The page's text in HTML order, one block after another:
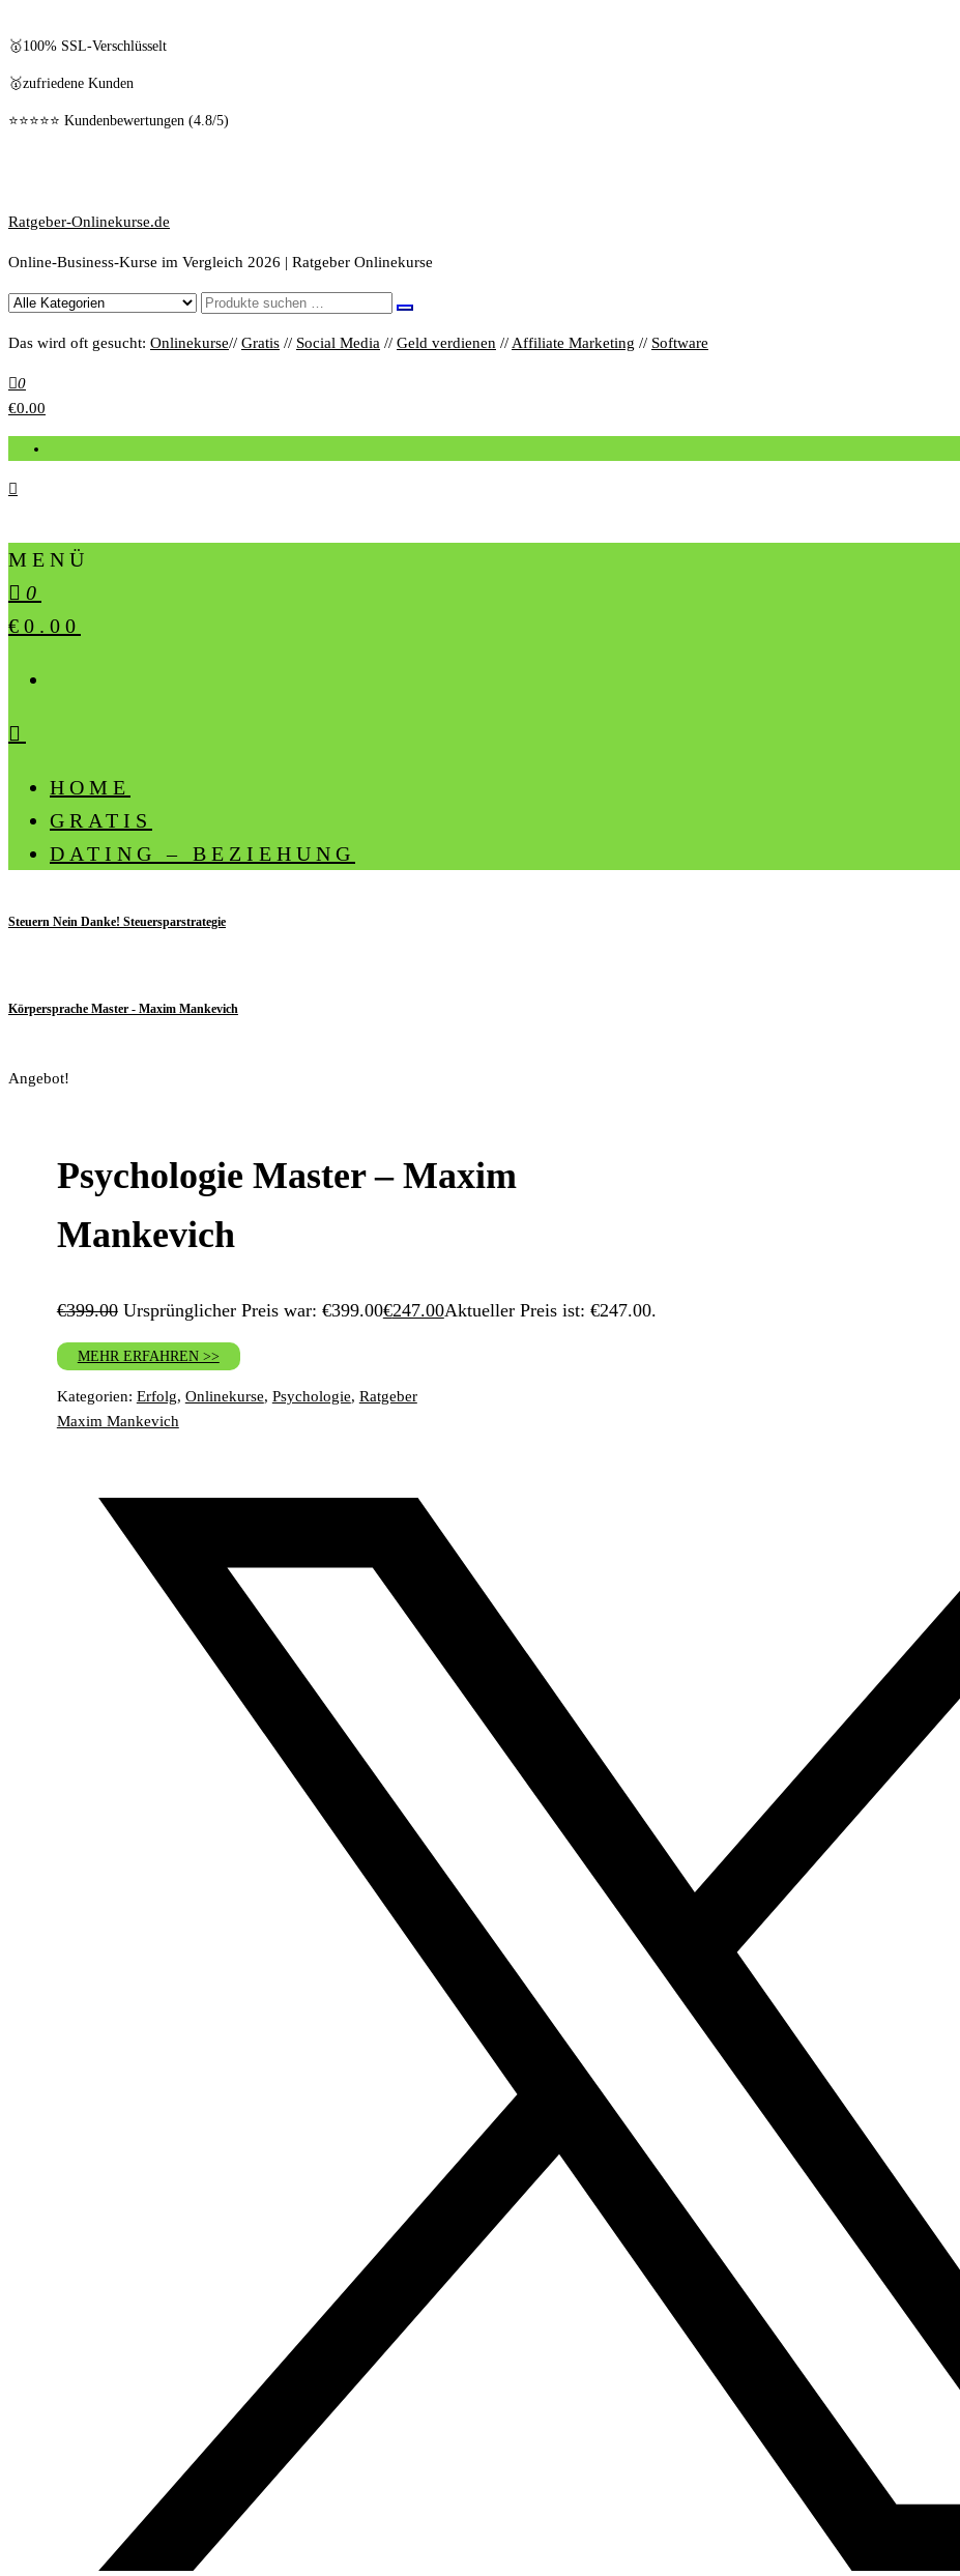
🥇100% SSL-Verschlüsselt
🥇zufriedene Kunden
⭐⭐⭐⭐⭐ Kundenbewertungen (4.8/5)
Ratgeber-Onlinekurse.de
Online-Business-Kurse im Vergleich 2026 | Ratgeber Onlinekurse
Das wird oft gesucht: Onlinekurse// Gratis // Social Media // Geld verdienen // Affiliate Marketing // Software
0
€0.00
MENÜ
0
€0.00
HOME
GRATIS
DATING – BEZIEHUNG
Steuern Nein Danke! Steuersparstrategie
Körpersprache Master - Maxim Mankevich
Angebot!
Psychologie Master – Maxim
Mankevich
€399.00 Ursprünglicher Preis war: €399.00€247.00Aktueller Preis ist: €247.00.
MEHR ERFAHREN >>
Kategorien: Erfolg, Onlinekurse, Psychologie, Ratgeber
Maxim Mankevich